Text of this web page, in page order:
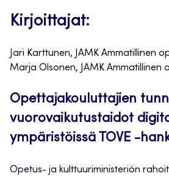
Kirjoittajat:
Jari Karttunen, JAMK Ammatillinen
Marja Olsonen, JAMK Ammatillinen
Opettajakouluttajien
vuorovaikutustaidot
ympäristöissä TOVE -
Opetus- ja kulttuuriministeriön